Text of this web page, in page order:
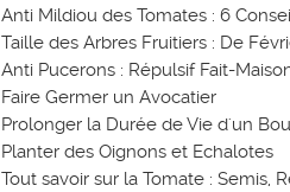
Anti Mildiou des Tomates : 6
Taille des Arbres Fruitiers : De
Anti Pucerons : Répulsif Fait-
Faire Germer un Avocatier
Prolonger la Durée de Vie d'un
Planter des Oignons et Echalotes
Tout savoir sur la Tomate : Semis,